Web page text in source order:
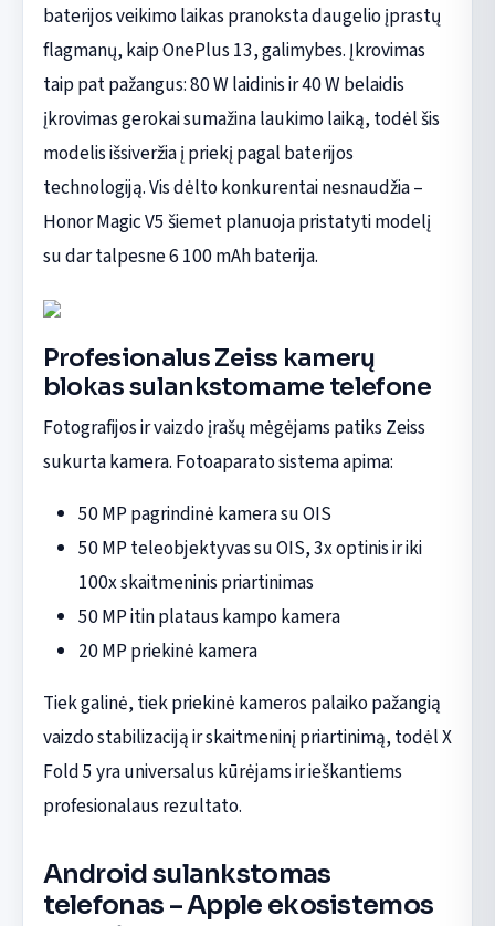
baterijos veikimo laikas pranoksta daugelio įprastų
flagmanų, kaip OnePlus 13, galimybes. Įkrovimas
taip pat pažangus: 80 W laidinis ir 40 W belaidis
įkrovimas gerokai sumažina laukimo laiką, todėl šis
modelis išsiveržia į priekį pagal baterijos
technologiją. Vis dėlto konkurentai nesnaudžia –
Honor Magic V5 šiemet planuoja pristatyti modelį
su dar talpesne 6 100 mAh baterija.
Profesionalus Zeiss kamerų
blokas sulankstomame telefone
Fotografijos ir vaizdo įrašų mėgėjams patiks Zeiss
sukurta kamera. Fotoaparato sistema apima:
50 MP pagrindinė kamera su OIS
50 MP teleobjektyvas su OIS, 3x optinis ir iki
100x skaitmeninis priartinimas
50 MP itin plataus kampo kamera
20 MP priekinė kamera
Tiek galinė, tiek priekinė kameros palaiko pažangią
vaizdo stabilizaciją ir skaitmeninį priartinimą, todėl X
Fold 5 yra universalus kūrėjams ir ieškantiems
profesionalaus rezultato.
Android sulankstomas
telefonas – Apple ekosistemos